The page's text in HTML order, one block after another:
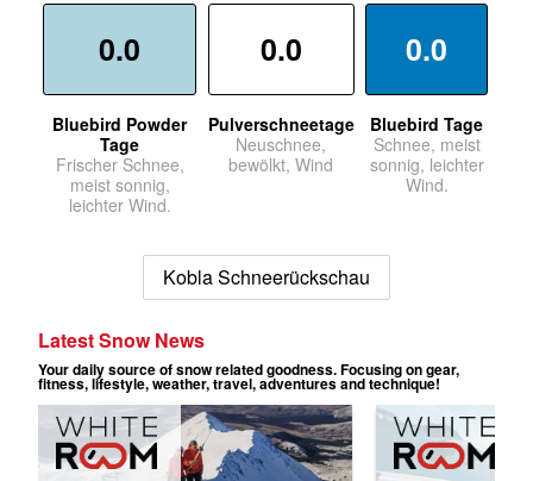
0.0
Bluebird Powder
Tage
Frischer Schnee,
meist sonnig,
leichter Wind.
0.0
Pulverschneetage
Neuschnee,
bewölkt, Wind
0.0
Bluebird Tage
Schnee, meist
sonnig, leichter
Wind.
Kobla Schneerückschau